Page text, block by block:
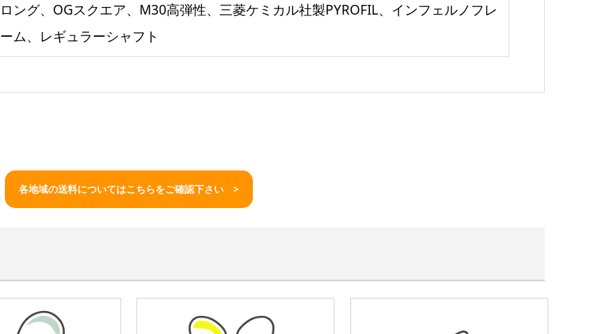
ロング、OGスクエア、M30高弾性、三菱ケミカル社製PYROFIL、インフェルノフレ
ーム、レギュラーシャフト
各地域の送料についてはこちらをご確認下さい >